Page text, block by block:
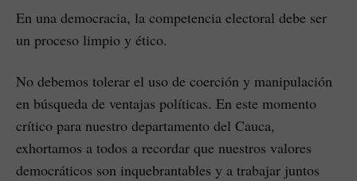
En una democracia, la competencia electoral debe ser
un proceso limpio y ético.
No debemos tolerar el uso de coerción y manipulación
en búsqueda de ventajas políticas. En este momento
crítico para nuestro departamento del Cauca,
exhortamos a todos a recordar que nuestros valores
democráticos son inquebrantables y a trabajar juntos